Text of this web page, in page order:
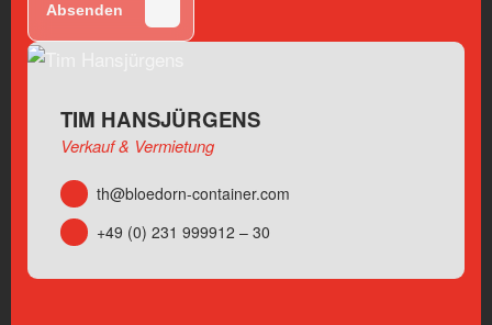
Absenden
TIM HANSJÜRGENS
Verkauf & Vermietung
th@bloedorn-container.com
+49 (0) 231 999912 – 30